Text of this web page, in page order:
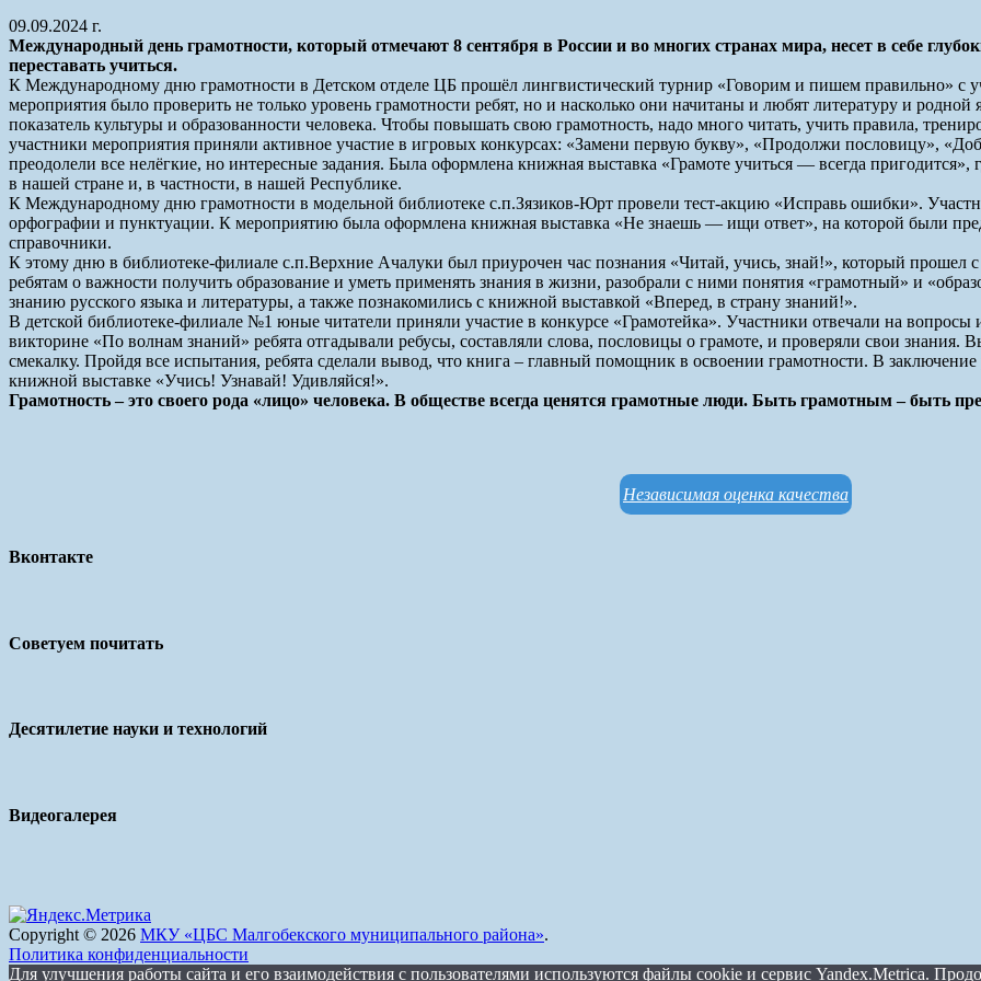
09.09.2024 г.
Международный день грамотности, который отмечают 8 сентября в России и во многих странах мира, несет в себе
переставать учиться.
К Международному дню грамотности в Детском отделе ЦБ прошёл лингвистический турнир «Говорим и пишем правильно»
мероприятия было проверить не только уровень грамотности ребят, но и насколько они начитаны и любят литературу и родной
показатель культуры и образованности человека. Чтобы повышать свою грамотность, надо много читать, учить правила,
участники мероприятия приняли активное участие в игровых конкурсах: «Замени первую букву», «Продолжи пословицу»,
преодолели все нелёгкие, но интересные задания. Была оформлена книжная выставка «Грамоте учиться — всегда
в нашей стране и, в частности, в нашей Республике.
К Международному дню грамотности в модельной библиотеке с.п.Зязиков-Юрт провели тест-акцию «Исправь ошибки».
орфографии и пунктуации. К мероприятию была оформлена книжная выставка «Не знаешь — ищи ответ», на которой были
справочники.
К этому дню в библиотеке-филиале с.п.Верхние Ачалуки был приурочен час познания «Читай, учись, знай!», который
ребятам о важности получить образование и уметь применять знания в жизни, разобрали с ними понятия «грамотный» и
знанию русского языка и литературы, а также познакомились с книжной выставкой «Вперед, в страну знаний!».
В детской библиотеке-филиале №1 юные читатели приняли участие в конкурсе «Грамотейка». Участники отвечали на
викторине «По волнам знаний» ребята отгадывали ребусы, составляли слова, пословицы о грамоте, и проверяли свои знания.
смекалку. Пройдя все испытания, ребята сделали вывод, что книга – главный помощник в освоении грамотности. В заключение
книжной выставке «Учись! Узнавай! Удивляйся!».
Грамотность – это своего рода «лицо» человека. В обществе всегда ценятся грамотные люди. Быть грамотным – быть
Независимая оценка качества
Вконтакте
Советуем почитать
Десятилетие науки и технологий
Видеогалерея
Copyright © 2026 МКУ «ЦБС Малгобекского муниципального района».
Политика конфиденциальности
Для улучшения работы сайта и его взаимодействия с пользователями используются файлы cookie и сервис Yandex.Metrica.